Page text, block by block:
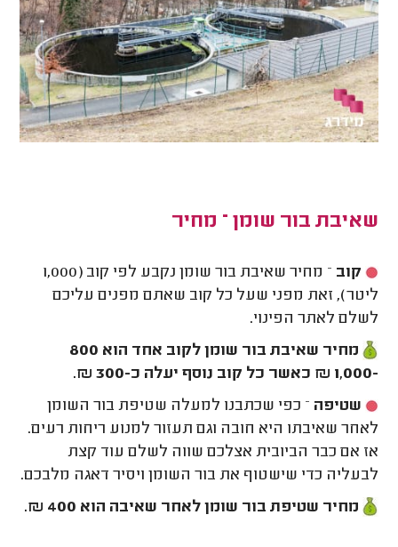
שאיבת בור שומן – מחיר
קוב
– מחיר שאיבת בור שומן נקבע לפי קוב (1,000
ליטר), זאת מפני שעל כל קוב שאתם מפנים עליכם
לשלם לאתר הפינוי.
מחיר שאיבת בור שומן לקוב אחד הוא 800
-1,000 ₪ כאשר כל קוב נוסף יעלה כ-300 ₪.
שטיפה – כפי שכתבנו למעלה שטיפת בור השומן
לאחר שאיבתו היא חובה וגם תעזור למנוע ריחות רעים.
אז אם כבר הביובית אצלכם שווה לשלם עוד קצת
לבעליה כדי שישטוף את בור השומן ויסיר דאגה מלבכם.
מחיר שטיפת בור שומן לאחר שאיבה הוא 400 ₪.